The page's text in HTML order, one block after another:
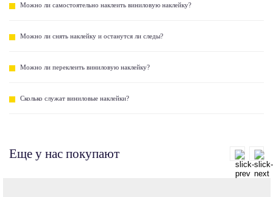
Можно ли самостоятельно наклеить виниловую наклейку?
Можно ли снять наклейку и останутся ли следы?
Можно ли переклеить виниловую наклейку?
Сколько служат виниловые наклейки?
Еще у нас покупают